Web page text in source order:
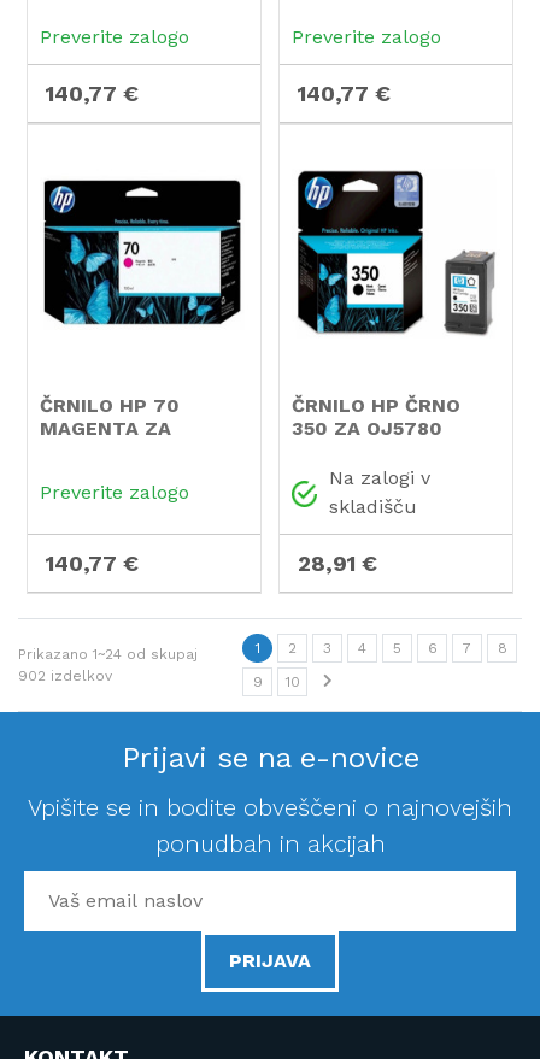
Preverite zalogo
140,77 €
Preverite zalogo
140,77 €
ČRNILO HP 70
MAGENTA ZA
Preverite zalogo
140,77 €
ČRNILO HP ČRNO
350 ZA OJ5780
Na zalogi v
skladišču
28,91 €
Prikazano 1~24 od skupaj
902 izdelkov
1 2 3 4 5 6 7
8
9
10
Prijavi se na e-novice
Vpišite se in bodite obveščeni o najnovejših
ponudbah in akcijah
PRIJAVA